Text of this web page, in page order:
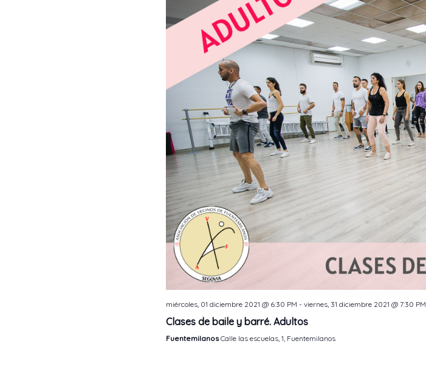
miércoles, 01 diciembre 2021 @ 6:30 PM -viernes, 31 diciembre 2021 @ 7:30 PM
Clases de baile y barré. Adultos
FuentemilanosCalle las escuelas, 1, Fuentemilanos